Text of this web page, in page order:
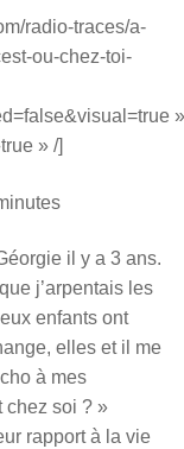
radio-traces/a-
ou-chez-toi-
»
» /]
il y a 3 ans.
j’arpentais les
enfants ont
elles et il me
à mes
chez soi ? »
rapport à la vie